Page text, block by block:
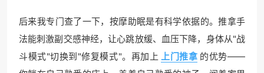
后来我专门查了一下，按摩助眠是有科学依据的。推拿手
法能刺激副交感神经，让心跳放缓、血压下降，身体从"战
斗模式"切换到"修复模式"。再加上
上门推拿 的优势——